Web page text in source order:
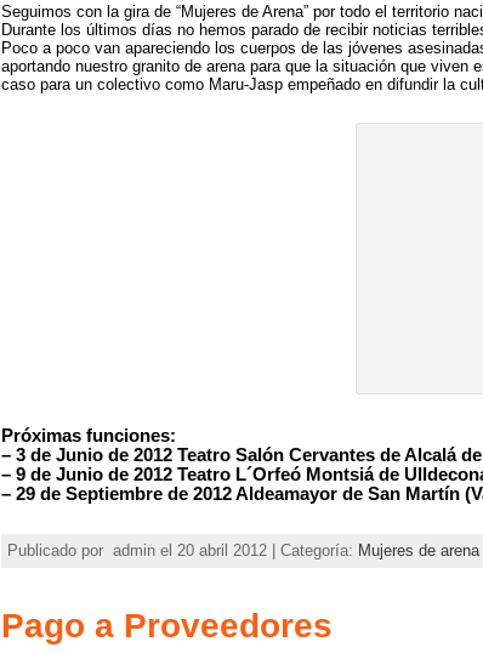
Seguimos con la gira de “Mujeres de Arena” por todo el territorio
Durante los últimos días no hemos parado de recibir noticias
Poco a poco van apareciendo los cuerpos de las jóvenes
aportando nuestro granito de arena para que la situación que
caso para un colectivo como Maru-Jasp empeñado en difundir la
Próximas funciones:
– 3 de Junio de 2012 Teatro Salón Cervantes de Alcalá
– 9 de Junio de 2012 Teatro L´Orfeó Montsiá de
– 29 de Septiembre de 2012 Aldeamayor de San Martín
Publicado por admin el 20 abril 2012 | Categoría: Mujeres de arena
Pago a Proveedores